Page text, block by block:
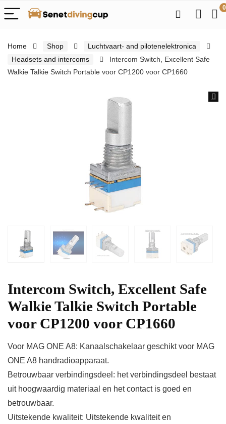
0
Home Shop
Luchtvaart- and pilotenelektronica
Headsets and intercoms
Intercom Switch, Excellent Safe
Walkie Talkie Switch Portable voor CP1200 voor CP1660
Intercom Switch, Excellent Safe
Walkie Talkie Switch Portable
voor CP1200 voor CP1660
Voor MAG ONE A8: Kanaalschakelaar geschikt voor MAG
ONE A8 handradioapparaat.
Betrouwbaar verbindingsdeel: het verbindingsdeel bestaat
uit hoogwaardig materiaal en het contact is goed en
betrouwbaar.
Uitstekende kwaliteit: Uitstekende kwaliteit en